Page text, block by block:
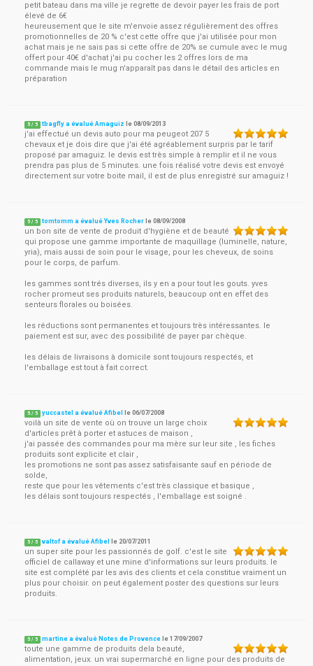
petit bateau dans ma ville je regrette de devoir payer les frais de port
élevé de 6€
heureusement que le site m'envoie assez régulièrement des offres
promotionnelles de 20 % c'est cette offre que j'ai utilisée pour mon
achat mais je ne sais pas si cette offre de 20% se cumule avec le mug
offert pour 40€ d'achat j'ai pu cocher les 2 offres lors de ma
commande mais le mug n'apparaît pas dans le détail des articles en
préparation
5 / 5 tbagfly a évalué Amaguiz le08/09/2013
j'ai effectué un devis auto pour ma peugeot 207 5
chevaux et je dois dire que j'ai été agréablement surpris par le tarif
proposé par amaguiz. le devis est très simple à remplir et il ne vous
prendra pas plus de 5 minutes. une fois réalisé votre devis est envoyé
directement sur votre boite mail, il est de plus enregistré sur amaguiz !
5 / 5 tomtomm a évalué Yves Rocher le08/09/2008
un bon site de vente de produit d'hygiène et de beauté
qui propose une gamme importante de maquillage (luminelle, nature,
yria), mais aussi de soin pour le visage, pour les cheveux, de soins
pour le corps, de parfum.
les gammes sont trés diverses, ils y en a pour tout les gouts. yves
rocher promeut ses produits naturels, beaucoup ont en effet des
senteurs florales ou boisées.
les réductions sont permanentes et toujours très intéressantes. le
paiement est sur, avec des possibilité de payer par chèque.
les délais de livraisons à domicile sont toujours respectés, et
l'emballage est tout à fait correct.
5 / 5 yuccastel a évalué Afibel le06/07/2008
voilà un site de vente où on trouve un large choix
d'articles prêt à porter et astuces de maison ,
j'ai passée des commandes pour ma mère sur leur site , les fiches
produits sont explicite et clair ,
les promotions ne sont pas assez satisfaisante sauf en période de
solde,
reste que pour les vêtements c'est très classique et basique ,
les délais sont toujours respectés , l'emballage est soigné .
5 / 5 valtof a évalué Afibel le 20/07/2011
un super site pour les passionnés de golf. c'est le site
officiel de callaway et une mine d'informations sur leurs produits. le
site est complété par les avis des clients et cela constitue vraiment un
plus pour choisir. on peut également poster des questions sur leurs
produits.
5 / 5 martine a évalué Notes de Provence le17/09/2007
toute une gamme de produits dela beauté,
alimentation, jeux. un vrai supermarché en ligne pour des produits de